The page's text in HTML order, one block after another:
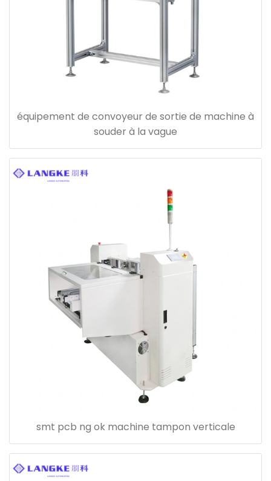
équipement de convoyeur de sortie de machine à
souder à la vague
smt pcb ng ok machine tampon verticale